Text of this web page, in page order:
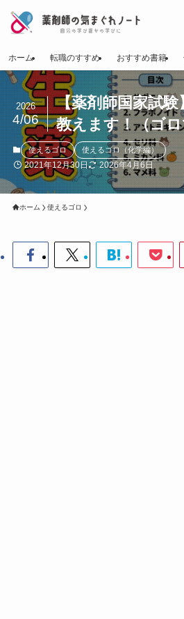
ホーム 転職のすすめ おすすめ書籍
【薬剤師国家試
教えます！（ゴ
2026
4/06
使えるゴロ 使えるゴロ（化学編）
2021年12月30日 2026年4月6日
ホーム 使えるゴロ